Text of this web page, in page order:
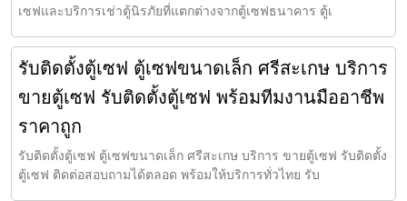
เซฟและบริการเช่าตู้นิรภัยที่แตกต่างจากตู้เซฟธนาคาร ตู้เ
รับติดตั้งตู้เซฟ ตู้เซฟขนาดเล็ก ศรีสะเกษ บริการ
ขายตู้เซฟ รับติดตั้งตู้เซฟ พร้อมทีมงานมืออาชีพ
ราคาถูก
รับติดตั้งตู้เซฟ ตู้เซฟขนาดเล็ก ศรีสะเกษ บริการ ขายตู้เซฟ รับติดตั้ง
ตู้เซฟ ติดต่อสอบถามได้ตลอด พร้อมให้บริการทั่วไทย รับ